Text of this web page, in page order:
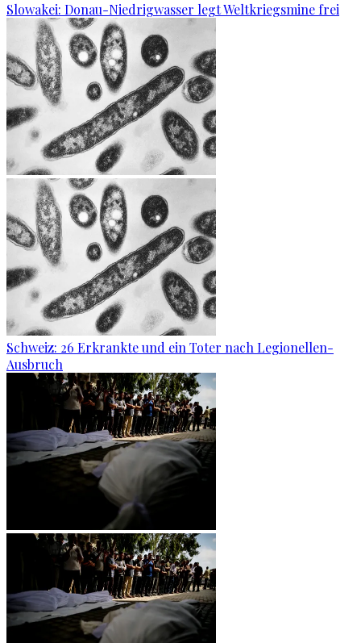
Slowakei: Donau-Niedrigwasser legt Weltkriegsmine frei
Schweiz: 26 Erkrankte und ein Toter nach Legionellen-
Ausbruch